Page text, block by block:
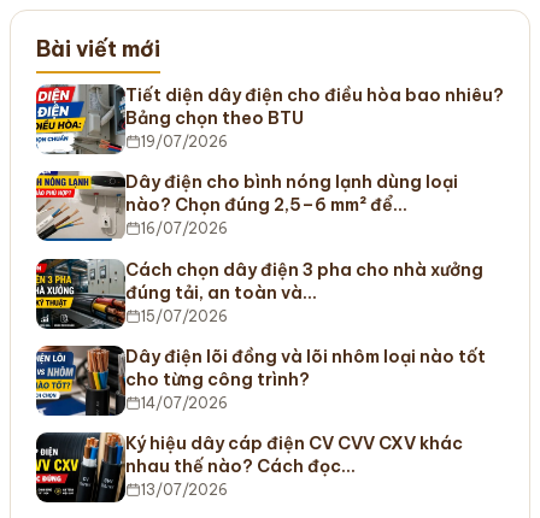
Bài viết mới
Tiết diện dây điện cho điều hòa bao nhiêu?
Bảng chọn theo BTU
19/07/2026
Dây điện cho bình nóng lạnh dùng loại
nào? Chọn đúng 2,5–6 mm² để…
16/07/2026
Cách chọn dây điện 3 pha cho nhà xưởng
đúng tải, an toàn và…
15/07/2026
Dây điện lõi đồng và lõi nhôm loại nào tốt
cho từng công trình?
14/07/2026
Ký hiệu dây cáp điện CV CVV CXV khác
nhau thế nào? Cách đọc…
13/07/2026